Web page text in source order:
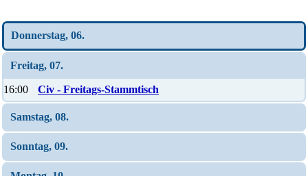
Donnerstag, 06.
Freitag, 07.
16:00 Civ - Freitags-Stammtisch
Samstag, 08.
Sonntag, 09.